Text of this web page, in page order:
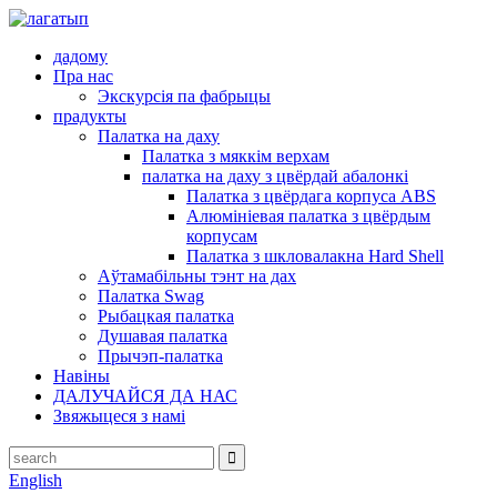
дадому
Пра нас
Экскурсія па фабрыцы
прадукты
Палатка на даху
Палатка з мяккім верхам
палатка на даху з цвёрдай абалонкі
Палатка з цвёрдага корпуса ABS
Алюмініевая палатка з цвёрдым
корпусам
Палатка з шкловалакна Hard Shell
Аўтамабільны тэнт на дах
Палатка Swag
Рыбацкая палатка
Душавая палатка
Прычэп-палатка
Навіны
ДАЛУЧАЙСЯ ДА НАС
Звяжыцеся з намі
English